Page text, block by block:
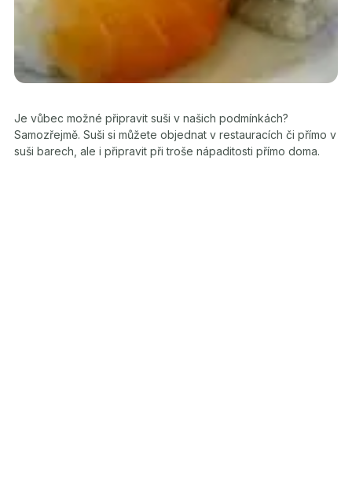
Je vůbec možné připravit suši v našich podmínkách?
Samozřejmě. Suši si můžete objednat v restauracích či přímo v
suši barech, ale i připravit při troše nápaditosti přímo doma.